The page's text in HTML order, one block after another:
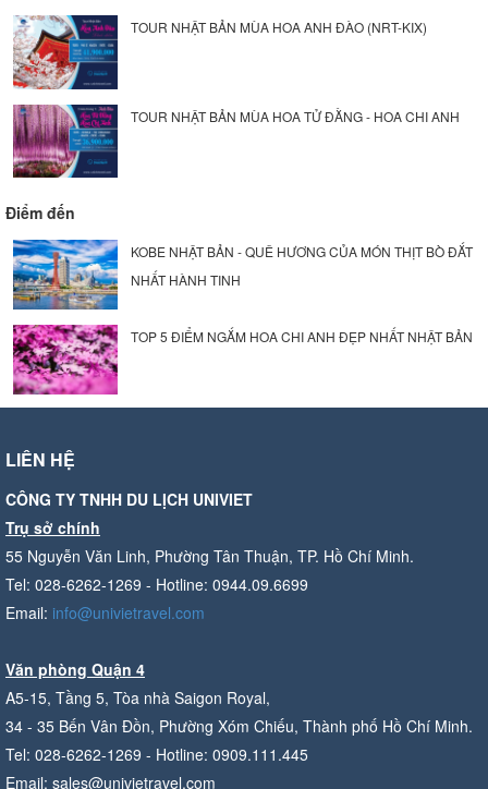
TOUR NHẬT BẢN MÙA HOA ANH ĐÀO (NRT-KIX)
TOUR NHẬT BẢN MÙA HOA TỬ ĐẰNG - HOA CHI ANH
Điểm đến
KOBE NHẬT BẢN - QUÊ HƯƠNG CỦA MÓN THỊT BÒ ĐẮT
NHẤT HÀNH TINH
TOP 5 ĐIỂM NGẮM HOA CHI ANH ĐẸP NHẤT NHẬT BẢN
LIÊN HỆ
CÔNG TY TNHH DU LỊCH UNIVIET
Trụ sở chính
55 Nguyễn Văn Linh, Phường Tân Thuận, TP. Hồ Chí Minh.
Tel: 028-6262-1269 - Hotline: 0944.09.6699
Email: info@univietravel.com
Văn phòng Quận 4
A5-15, Tầng 5, Tòa nhà Saigon Royal,
34 - 35 Bến Vân Đồn, Phường Xóm Chiếu, Thành phố Hồ Chí Minh.
Tel: 028-6262-1269 - Hotline: 0909.111.445
Email: sales@univietravel.com